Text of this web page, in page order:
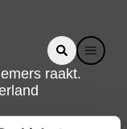
raakt.